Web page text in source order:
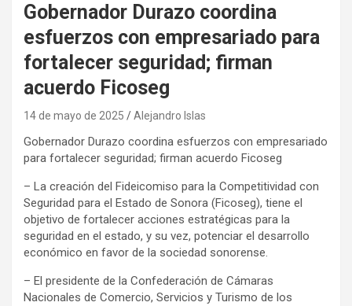
Gobernador Durazo coordina
esfuerzos con empresariado para
fortalecer seguridad; firman
acuerdo Ficoseg
14 de mayo de 2025 Alejandro Islas
Gobernador Durazo coordina esfuerzos con empresariado
para fortalecer seguridad; firman acuerdo Ficoseg
– La creación del Fideicomiso para la Competitividad con
Seguridad para el Estado de Sonora (Ficoseg), tiene el
objetivo de fortalecer acciones estratégicas para la
seguridad en el estado, y su vez, potenciar el desarrollo
económico en favor de la sociedad sonorense.
– El presidente de la Confederación de Cámaras
Nacionales de Comercio, Servicios y Turismo de los